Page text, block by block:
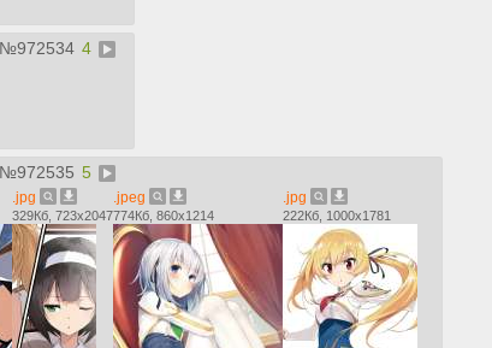
№972534 4
№972535 5
.jpg
329Кб, 723x2047
.jpeg
774Кб, 860x1214
.jpg
222Кб, 1000x1781